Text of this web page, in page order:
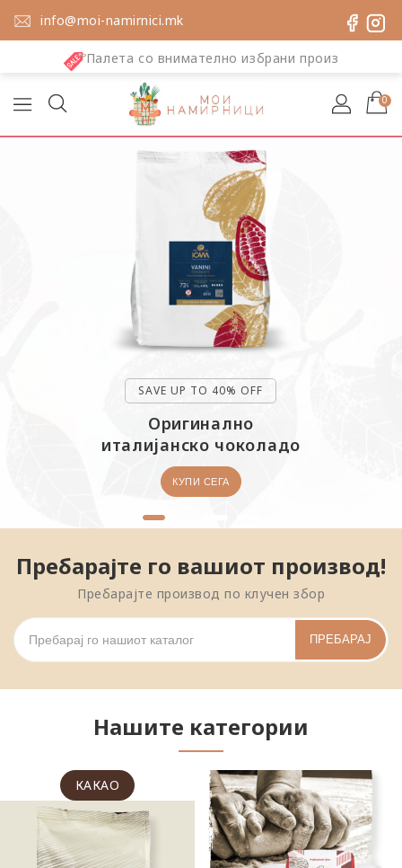
info@moi-namirnici.mk
Палета со внимателно избрани произво
0
SAVE UP TO 40% OFF
Оригинално
италијанско чоколадо
КУПИ СЕГА
Пребарајте го вашиот производ!
Пребарајте производ по клучен збор
ПРЕБАРАЈ
Нашите категории
СОСОВИ